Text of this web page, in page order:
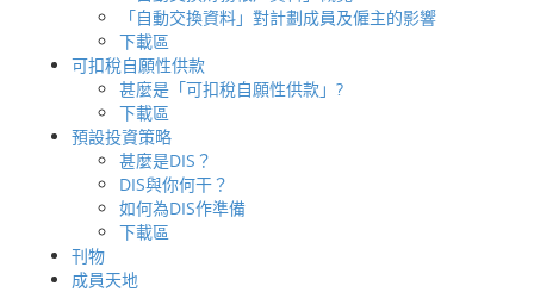
「自動交換資料」對計劃成員及僱主的影響
下載區
可扣稅自願性供款
甚麼是「可扣稅自願性供款」?
下載區
預設投資策略
甚麼是DIS？
DIS與你何干？
如何為DIS作準備
下載區
刊物
成員天地
‧強積金計劃說
抵銷長期服務金和遣
散費
成員內部轉移
稅項寬減
如何照顧您員工的需要
成員服務
增值服務
僱員 / 自僱人士
如何選擇您的服務提供者
如何轉移您的強積金資產至